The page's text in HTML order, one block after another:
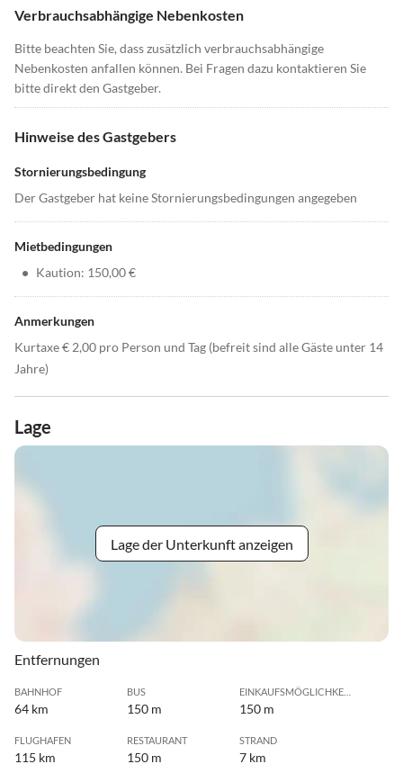
Verbrauchsabhängige Nebenkosten
Bitte beachten Sie, dass zusätzlich verbrauchsabhängige
Nebenkosten anfallen können. Bei Fragen dazu kontaktieren Sie
bitte direkt den Gastgeber.
Hinweise des Gastgebers
Stornierungsbedingung
Der Gastgeber hat keine Stornierungsbedingungen angegeben
Mietbedingungen
• Kaution: 150,00 €
Anmerkungen
Kurtaxe € 2,00 pro Person und Tag (befreit sind alle Gäste unter 14
Jahre)
Lage
Lage der Unterkunft anzeigen
Entfernungen
BAHNHOF
64 km
BUS
150 m
EINKAUFSMÖGLICHKEIT
150 m
FLUGHAFEN
115 km
RESTAURANT
150 m
STRAND
7 km